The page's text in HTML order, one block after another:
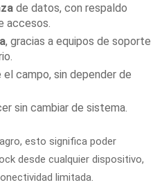
de datos, con respaldo
accesos.
, gracias a equipos de soporte
el campo, sin depender de
sin cambiar de sistema.
esto significa poder
desde cualquier dispositivo,
limitada.